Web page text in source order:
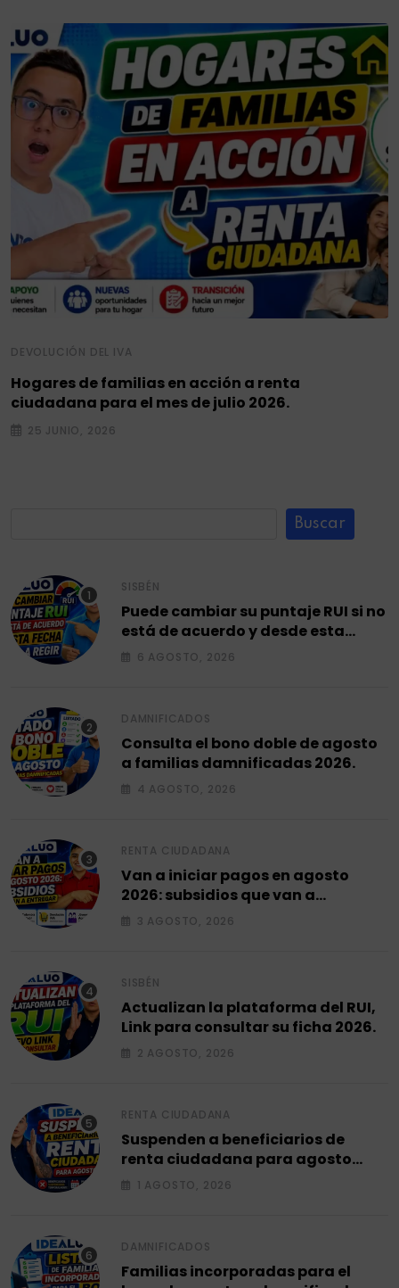
DEVOLUCIÓN DEL IVA
Hogares de familias en acción a renta
ciudadana para el mes de julio 2026.
25 JUNIO, 2026
Buscar
SISBÉN
Puede cambiar su puntaje RUI si no
está de acuerdo y desde esta
fecha empieza a regir en el 2026.
6 AGOSTO, 2026
DAMNIFICADOS
Consulta el bono doble de agosto
a familias damnificadas 2026.
4 AGOSTO, 2026
RENTA CIUDADANA
Van a iniciar pagos en agosto
2026: subsidios que van a
entregar.
3 AGOSTO, 2026
SISBÉN
Actualizan la plataforma del RUI,
Link para consultar su ficha 2026.
2 AGOSTO, 2026
RENTA CIUDADANA
Suspenden a beneficiarios de
renta ciudadana para agosto
2026.
1 AGOSTO, 2026
DAMNIFICADOS
Familias incorporadas para el